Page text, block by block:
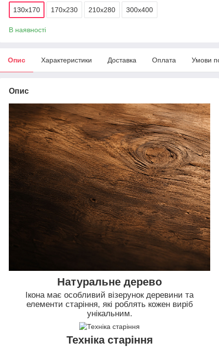
130х170 170х230 210х280 300х400
В наявності
Опис Характеристики Доставка Оплата Умови
Опис
Натуральне дерево
Ікона має особливий візерунок деревини та
елементи старіння, які роблять кожен виріб
унікальним.
Техніка старіння